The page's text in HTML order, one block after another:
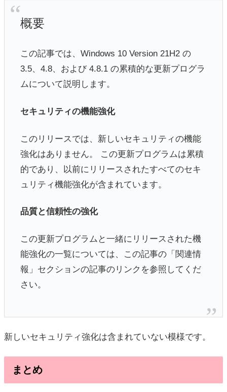
概要
この記事では、Windows 10 Version 21H2 の
3.5、4.8、および 4.8.1 の累積的な更新プログラ
ムについて説明します。
セキュリティの機能強化
このリリースでは、新しいセキュリティの機能
強化はありません。 この更新プログラムは累積
的であり、以前にリリースされたすべてのセキ
ュリティ機能強化が含まれています。
品質と信頼性の強化
この更新プログラムと一緒にリリースされた機
能強化の一覧については、この記事の「関連情
報」セクションの記事のリンクを参照してくだ
さい。
新しいセキュリティ強化は含まれていない模様です。
まとめ